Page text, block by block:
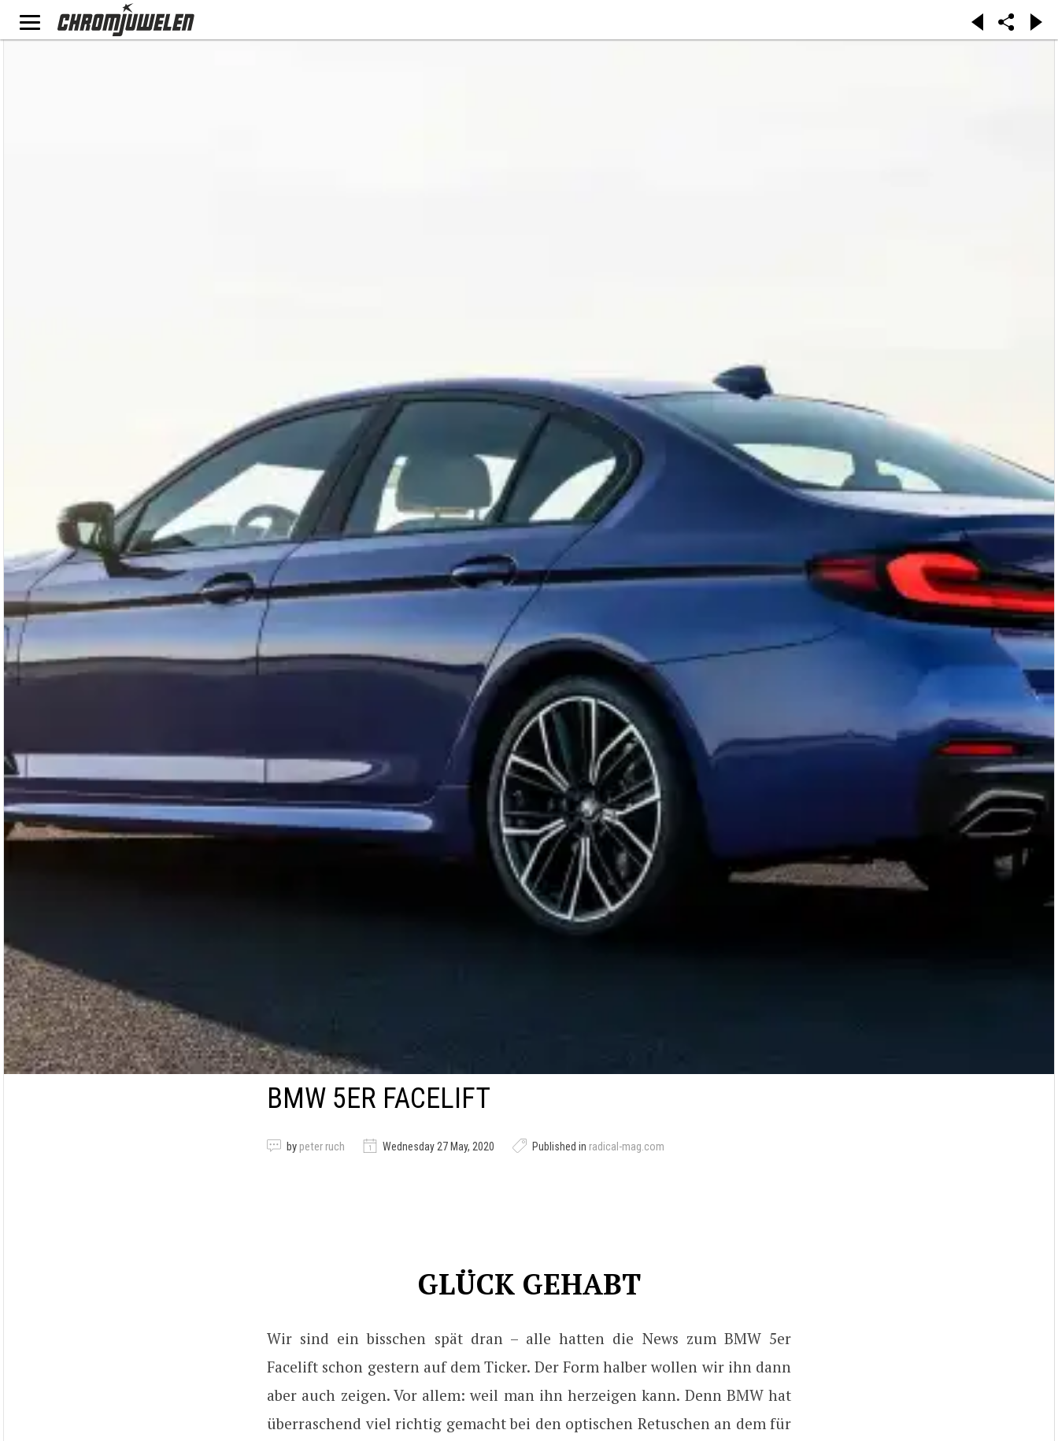
BMW 5ER FACELIFT
by peter ruch Wednesday 27 May, 2020 Published in radical-mag.com
GLÜCK GEHABT
Wir sind ein bisschen spät dran – alle hatten die News zum BMW 5er
Facelift schon gestern auf dem Ticker. Der Form halber wollen wir ihn dann
aber auch zeigen. Vor allem: weil man ihn herzeigen kann. Denn BMW hat
überraschend viel richtig gemacht bei den optischen Retuschen an dem für